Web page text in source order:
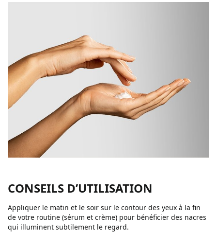
CONSEILS D’UTILISATION
Appliquer le matin et le soir sur le contour des yeux à la fin
de votre routine (sérum et crème) pour bénéficier des nacres
qui illuminent subtilement le regard.